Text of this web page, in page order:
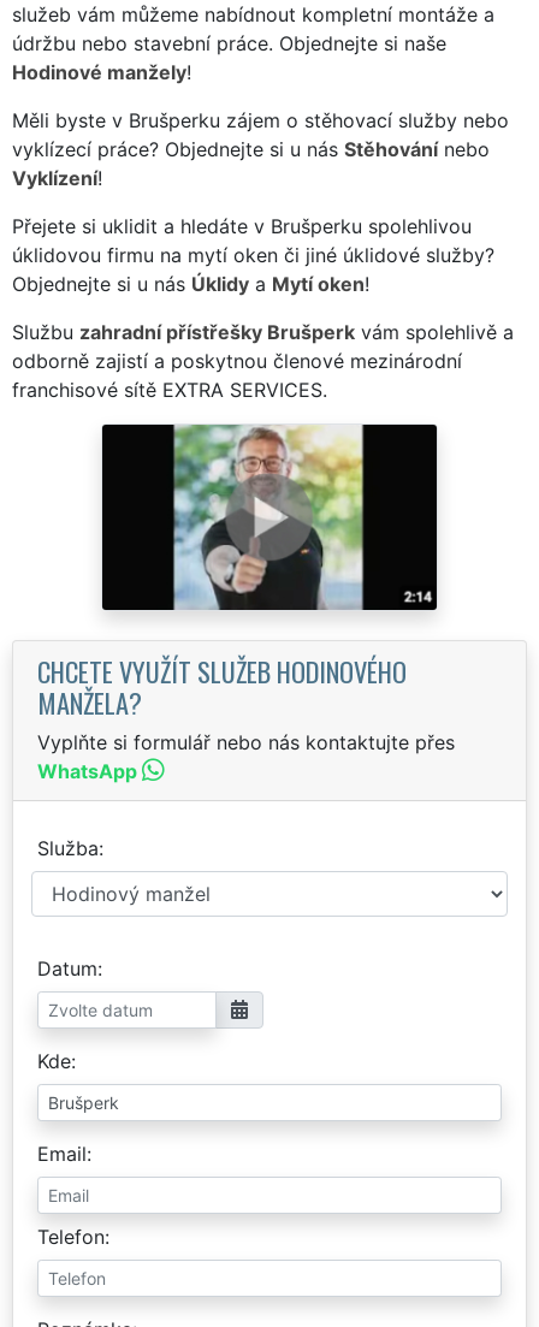
služeb vám můžeme nabídnout kompletní montáže a
údržbu nebo stavební práce. Objednejte si naše
Hodinové manžely!
Měli byste v Brušperku zájem o stěhovací služby nebo
vyklízecí práce? Objednejte si u nás Stěhovánínebo
Vyklízení!
Přejete si uklidit a hledáte v Brušperku spolehlivou
úklidovou firmu na mytí oken či jiné úklidové služby?
Objednejte si u nás Úklidy a Mytí oken!
Službu zahradní přístřešky Brušperk vám spolehlivě a
odborně zajistí a poskytnou členové mezinárodní
franchisové sítě EXTRA SERVICES.
CHCETE VYUŽÍT SLUŽEB HODINOVÉHO
MANŽELA?
Vyplňte si formulář nebo nás kontaktujte přes
WhatsApp
Služba
Datum
Kde
Email
Telefon